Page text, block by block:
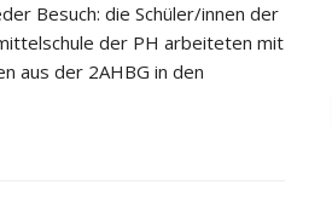
Besuch: die Schüler/innen der
der PH arbeiteten mit
aus der 2AHBG in den